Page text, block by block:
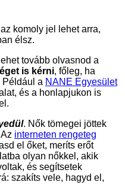
komoly jel lehet arra,
élsz.
tovább olvasnod a
is kérni, főleg, ha
Például a NANE Egyesület
és a honlapjukon is
. Nők tömegei jöttek
interneten rengeteg
el őket, meríts erőt
olyan nőkkel, akik
és segítsetek
szakíts vele, hagyd el,